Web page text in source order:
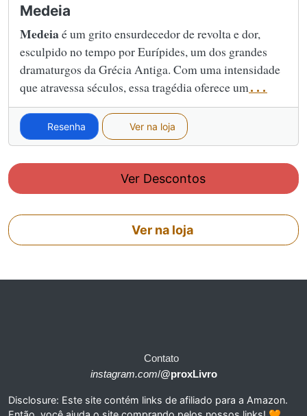
Medeia
Medeiaé um grito ensurdecedor de revolta e dor,
esculpido no tempo por Eurípides, um dos grandes
dramaturgos da Grécia Antiga. Com uma intensidade
que atravessa séculos, essa tragédia oferece um...
Resenha Ver na loja
Ver Descontos
Ver na loja
Contato
instagram.com/@proxLivro
Disclosure: Este site contém links de afiliado para a Amazon.